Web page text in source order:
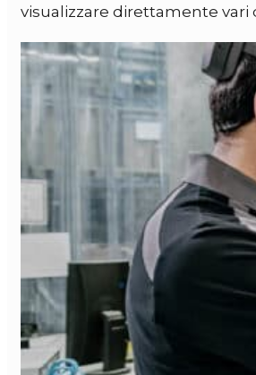
visualizzare direttamente vari